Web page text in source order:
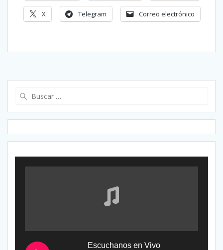
X Telegram Correo electrónico
Escuchanos en Vivo